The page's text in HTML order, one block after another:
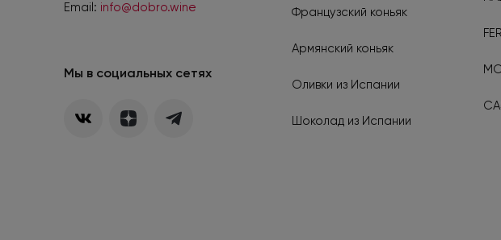
Email: info@dobro.wine
Мы в социальных сетях
Французский коньяк
Армянский коньяк
Оливки из Испании
Шоколад из Испании